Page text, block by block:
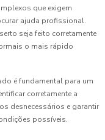
que exigem
ajuda profissional.
seja feito corretamente
o mais rápido
é fundamental para um
corretamente a
desnecessários e garantir
possíveis.